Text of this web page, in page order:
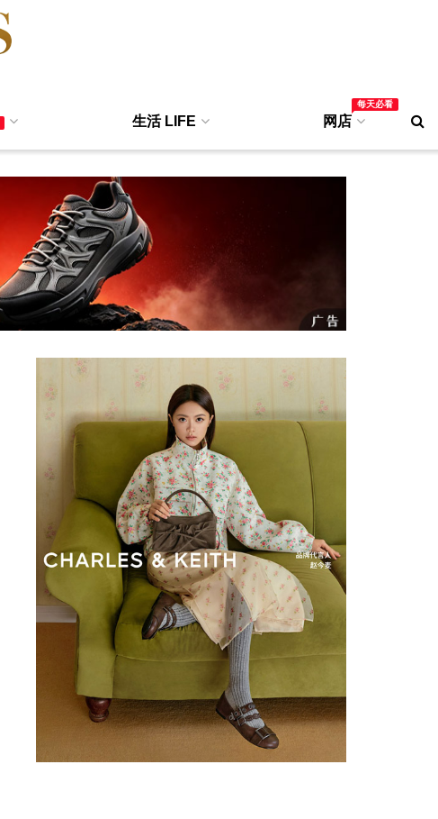
生活 LIFE 网店
每天必看